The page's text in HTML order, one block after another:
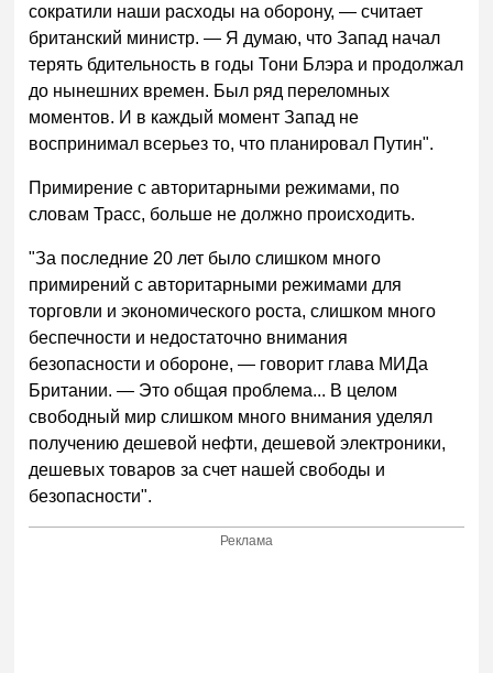
сократили наши расходы на оборону,— считает
британский министр.— Я думаю, что Запад начал
терять бдительность в годы Тони Блэра и продолжал
до нынешних времен. Был ряд переломных
моментов. И в каждый момент Запад не
воспринимал всерьез то, что планировал Путин".
Примирение с авторитарными режимами, по
словам Трасс, больше не должно происходить.
"За последние 20 лет было слишком много
примирений с авторитарными режимами для
торговли и экономического роста, слишком много
беспечности и недостаточно внимания
безопасности и обороне,— говорит глава МИДа
Британии.— Это общая проблема... В целом
свободный мир слишком много внимания уделял
получению дешевой нефти, дешевой электроники,
дешевых товаров за счет нашей свободы и
безопасности".
Реклама